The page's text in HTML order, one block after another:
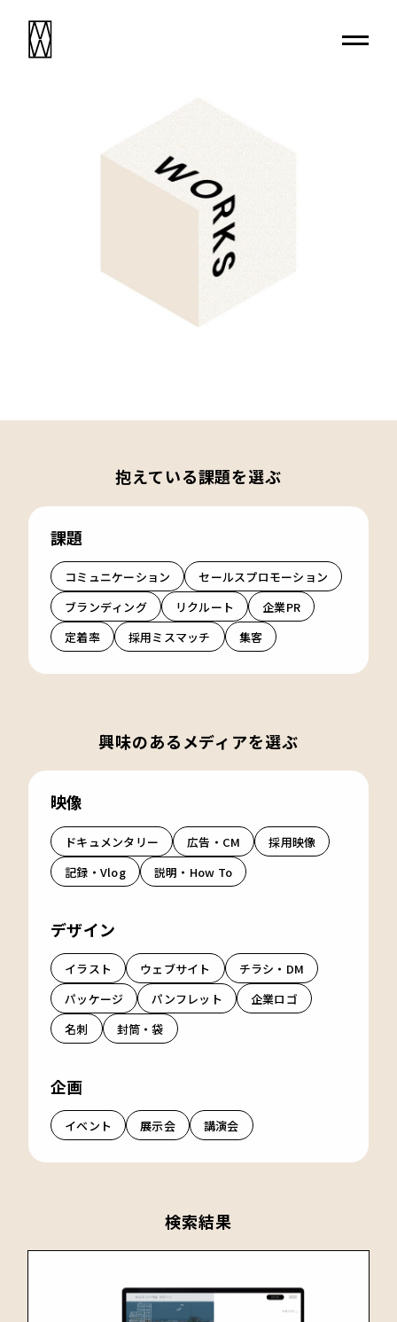
抱えている課題を選ぶ
課題
コミュニケーション
セールスプロモーション
ブランディング
リクルート
企業PR
定着率
採用ミスマッチ 集客
興味のあるメディアを選ぶ
映像
ドキュメンタリー 広告・CM
採用映像
記録・Vlog
説明・How To
デザイン
イラスト ウェブサイト
チラシ・DM
パッケージ
パンフレット
企業ロゴ
名刺
封筒・袋
企画
イベント 展示会 講演会
検索結果